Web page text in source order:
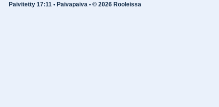
Paivitetty 17:11 • Paivapaiva • © 2026 Rooleissa